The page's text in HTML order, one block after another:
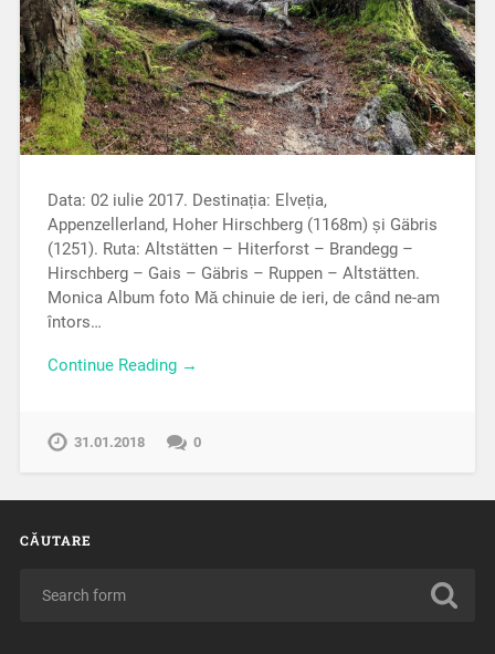
Data: 02 iulie 2017. Destinația: Elveția,
Appenzellerland, Hoher Hirschberg (1168m) și Gäbris
(1251). Ruta: Altstätten – Hiterforst – Brandegg –
Hirschberg – Gais – Gäbris – Ruppen – Altstätten.
Monica Album foto Mă chinuie de ieri, de când ne-am
întors…
Continue Reading →
31.01.2018 0
CĂUTARE